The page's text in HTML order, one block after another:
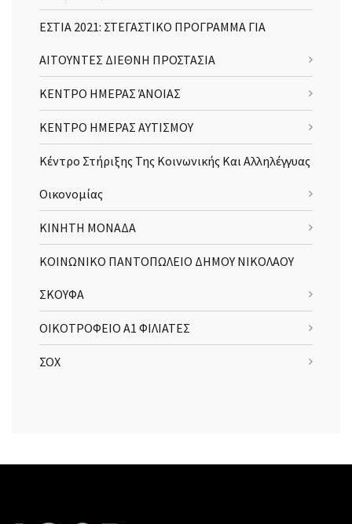
ΕΣΤΙΑ 2021: ΣΤΕΓΑΣΤΙΚΟ ΠΡΟΓΡΑΜΜΑ ΓΙΑ
ΑΙΤΟΥΝΤΕΣ ΔΙΕΘΝΗ ΠΡΟΣΤΑΣΙΑ
ΚΕΝΤΡΟ ΗΜΕΡΑΣ ΆΝΟΙΑΣ
ΚΕΝΤΡΟ ΗΜΕΡΑΣ ΑΥΤΙΣΜΟΥ
Κέντρο Στήριξης Της Κοινωνικής Και Αλληλέγγυας
Οικονομίας
ΚΙΝΗΤΗ ΜΟΝΑΔΑ
ΚΟΙΝΩΝΙΚΟ ΠΑΝΤΟΠΩΛΕΙΟ ΔΗΜΟΥ ΝΙΚΟΛΑΟΥ
ΣΚΟΥΦΑ
ΟΙΚΟΤΡΟΦΕΙΟ Α1 ΦΙΛΙΑΤΕΣ
ΣΟΧ